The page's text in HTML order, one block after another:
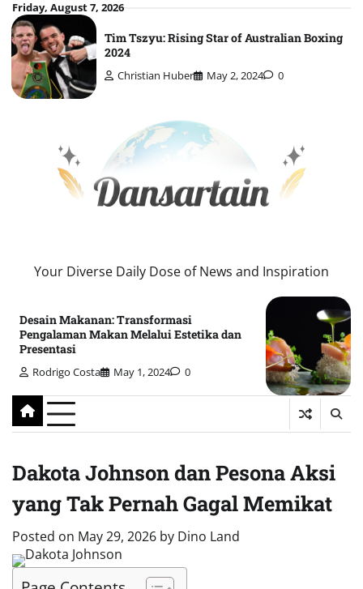
Skip
to
content
Friday, August 7, 2026
Tim Tszyu: Rising Star of Australian Boxing
2024
Christian Huber May 2, 2024 0
Your Diverse Daily Dose of News and Inspiration
Desain Makanan: Transformasi
Pengalaman Makan Melalui Estetika dan
Presentasi
Rodrigo Costa May 1, 2024 0
Dakota Johnson dan Pesona Aksi
yang Tak Pernah Gagal Memikat
Posted on May 29, 2026 by Dino Land